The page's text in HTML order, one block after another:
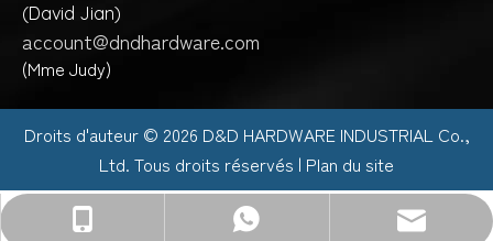
(David Jian)
account@dndhardware.com
(Mme Judy)
+86-13929037292
+86-13929037292
sales@danddhardware.com
Droits d'auteur ©️ 2026 D&D HARDWARE INDUSTRIAL Co.,
Ltd. Tous droits réservés | Plan du site